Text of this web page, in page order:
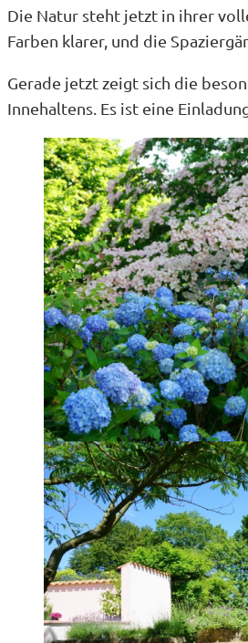
Die Natur steht jetzt in ihrer
Farben klarer, und die
Gerade jetzt zeigt sich die
Innehaltens. Es ist eine